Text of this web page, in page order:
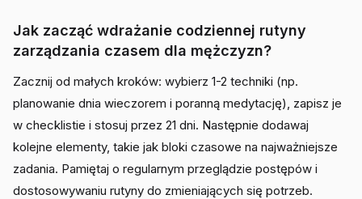
Jak zacząć wdrażanie codziennej rutyny
zarządzania czasem dla mężczyzn?
Zacznij od małych kroków: wybierz 1-2 techniki (np.
planowanie dnia wieczorem i poranną medytację), zapisz je
w checklistie i stosuj przez 21 dni. Następnie dodawaj
kolejne elementy, takie jak bloki czasowe na najważniejsze
zadania. Pamiętaj o regularnym przeglądzie postępów i
dostosowywaniu rutyny do zmieniających się potrzeb.